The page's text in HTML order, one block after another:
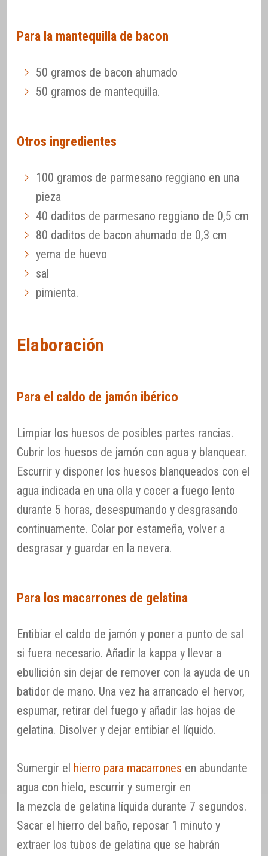
Para la mantequilla de bacon
50 gramos de bacon ahumado
50 gramos de mantequilla.
Otros ingredientes
100 gramos de parmesano reggiano en una
pieza
40 daditos de parmesano reggiano de 0,5 cm
80 daditos de bacon ahumado de 0,3 cm
yema de huevo
sal
pimienta.
Elaboración
Para el caldo de jamón ibérico
Limpiar los huesos de posibles partes rancias.
Cubrir los huesos de jamón con agua y blanquear.
Escurrir y disponer los huesos blanqueados con el
agua indicada en una olla y cocer a fuego lento
durante 5 horas, desespumando y desgrasando
continuamente. Colar por estameña, volver a
desgrasar y guardar en la nevera.
Para los macarrones de gelatina
Entibiar el caldo de jamón y poner a punto de sal
si fuera necesario. Añadir la kappa y llevar a
ebullición sin dejar de remover con la ayuda de un
batidor de mano. Una vez ha arrancado el hervor,
espumar, retirar del fuego y añadir las hojas de
gelatina. Disolver y dejar entibiar el líquido.
Sumergir el hierro para macarrones en abundante
agua con hielo, escurrir y sumergir en
la mezcla de gelatina líquida durante 7 segundos.
Sacar el hierro del baño, reposar 1 minuto y
extraer los tubos de gelatina que se habrán